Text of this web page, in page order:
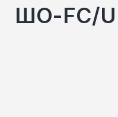
ШО-FC/